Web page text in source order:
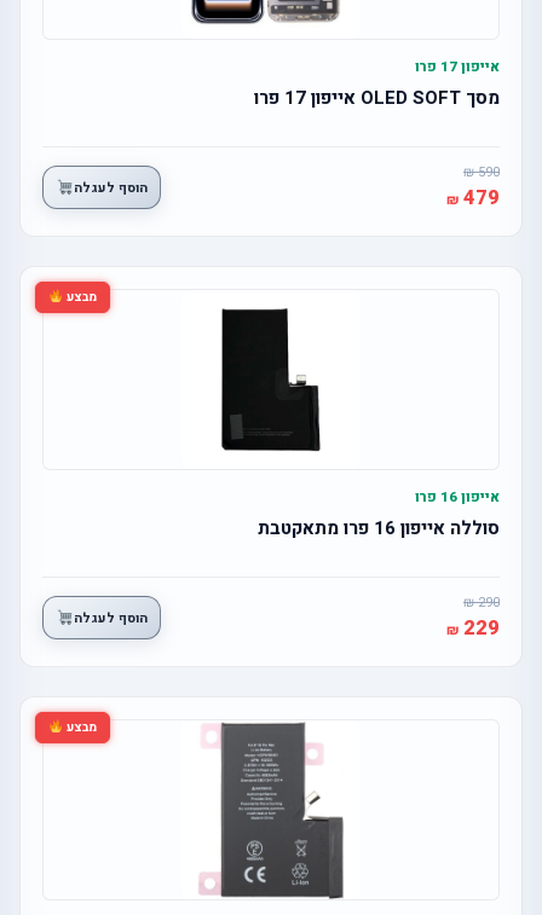
אייפון 17 פרו
מסך OLED SOFT אייפון 17 פרו
590
479 הוסף לעגלה
מבצע
אייפון 16 פרו
סוללה אייפון 16 פרו מתאקטבת
290
229 הוסף לעגלה
מבצע